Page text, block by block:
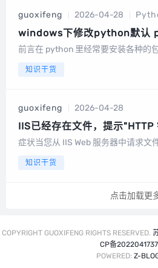
账号注销微信公众号和小程序的。1、
在微信...
guoxifeng 2026-04-28
windows下修改python默认
前言在 python 里经常要安装各种的
慢，还经常断线，所以国内的体验并
知识干货
guoxifeng 2026-04-28
IIS已经存在文件，提示"HTTP
误 404 - 找不到文件或目录
症状当您从 IIS Web 服务器中请求文
已定义的 MIME类型，您将看到以下错
录。原因IIS 早期版本包含通配符
知识干货
点击加载更
COPYRIGHT GUOXIFENG RIGHTS RESERVED.
CP备
POWERED: Z-